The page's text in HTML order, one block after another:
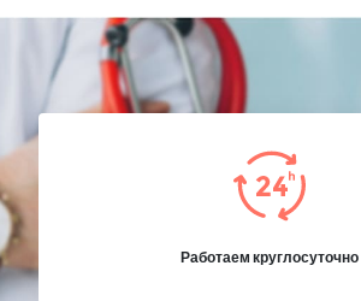
Работаем круглосуточно